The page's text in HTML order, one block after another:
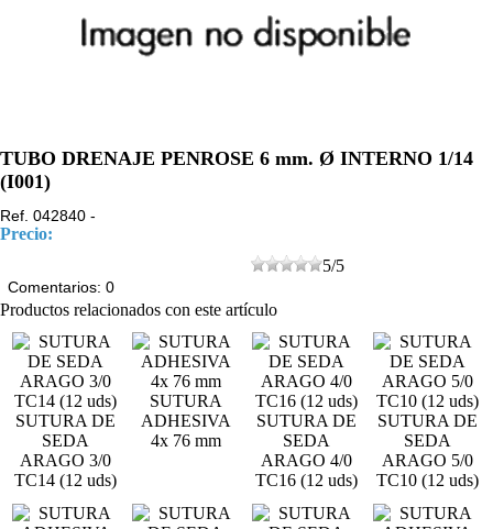
TUBO DRENAJE PENROSE 6 mm. Ø INTERNO 1/14
(I001)
Ref. 042840 -
Precio:
5/5
Comentarios: 0
Productos relacionados con este artículo
SUTURA DE
SEDA
ARAGO 3/0
TC14 (12 uds)
SUTURA
ADHESIVA
4x 76 mm
SUTURA DE
SEDA
ARAGO 4/0
TC16 (12 uds)
SUTURA DE
SEDA
ARAGO 5/0
TC10 (12 uds)